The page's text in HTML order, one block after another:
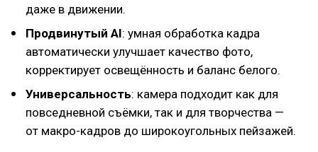
даже в движении.
Продвинутый AI: умная обработка кадра
автоматически улучшает качество фото,
корректирует освещённость и баланс белого.
Универсальность: камера подходит как для
повседневной съёмки, так и для творчества —
от макро-кадров до широкоугольных пейзажей.